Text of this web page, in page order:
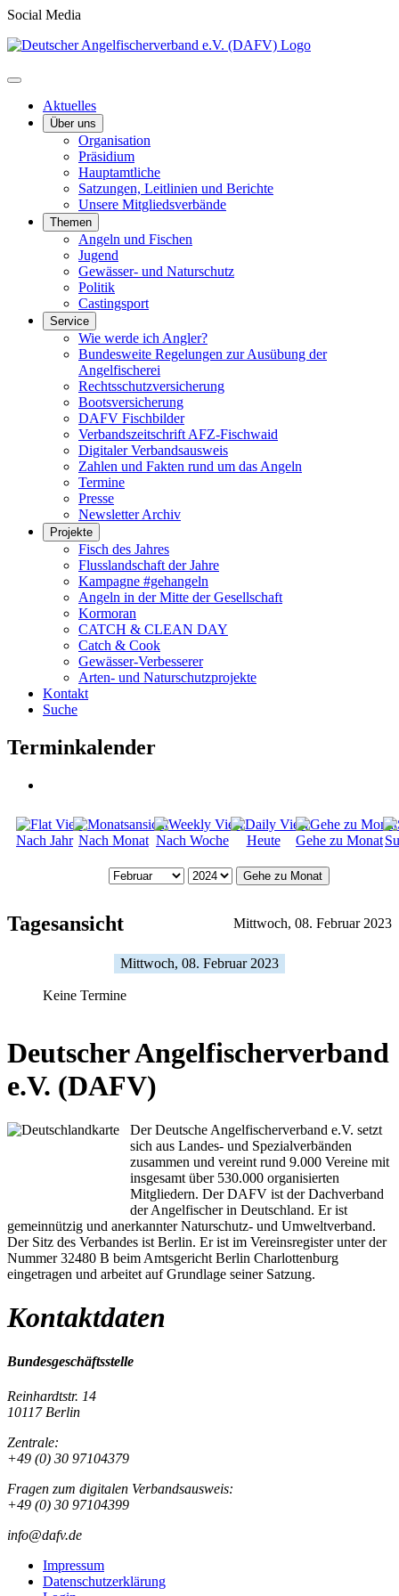
Social Media
Aktuelles
Über uns
Organisation
Präsidium
Hauptamtliche
Satzungen, Leitlinien und Berichte
Unsere Mitgliedsverbände
Themen
Angeln und Fischen
Jugend
Gewässer- und Naturschutz
Politik
Castingsport
Service
Wie werde ich Angler?
Bundesweite Regelungen zur Ausübung der
Angelfischerei
Rechtsschutzversicherung
Bootsversicherung
DAFV Fischbilder
Verbandszeitschrift AFZ-Fischwaid
Digitaler Verbandsausweis
Zahlen und Fakten rund um das Angeln
Termine
Presse
Newsletter Archiv
Projekte
Fisch des Jahres
Flusslandschaft der Jahre
Kampagne #gehangeln
Angeln in der Mitte der Gesellschaft
Kormoran
CATCH & CLEAN DAY
Catch & Cook
Gewässer-Verbesserer
Arten- und Naturschutzprojekte
Kontakt
Suche
Terminkalender
Nach Jahr Nach Monat Nach Woche Heute Gehe zu Monat
Gehe zu Monat
Tagesansicht Mittwoch, 08. Februar 2023
Mittwoch, 08. Februar 2023
Keine Termine
Deutscher Angelfischerverband
e.V. (DAFV)
Der Deutsche Angelfischerverband e.V. setzt
sich aus Landes- und Spezialverbänden
zusammen und vereint rund 9.000 Vereine mit
insgesamt über 530.000 organisierten
Mitgliedern. Der DAFV ist der Dachverband
der Angelfischer in Deutschland. Er ist
gemeinnützig und anerkannter Naturschutz- und Umweltverband.
Der Sitz des Verbandes ist Berlin. Er ist im Vereinsregister unter der
Nummer 32480 B beim Amtsgericht Berlin Charlottenburg
eingetragen und arbeitet auf Grundlage seiner Satzung.
Kontaktdaten
Bundesgeschäftsstelle
Reinhardtstr. 14
10117 Berlin
Zentrale:
+49 (0) 30 97104379
Fragen zum digitalen Verbandsausweis:
+49 (0) 30 97104399
info@dafv.de
Impressum
Datenschutzerklärung